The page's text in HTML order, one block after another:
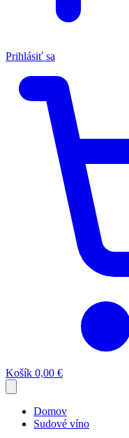
Prihlásiť sa
Košík 0,00 €
Domov
Sudové víno